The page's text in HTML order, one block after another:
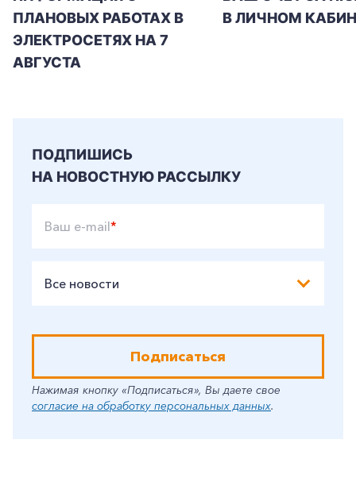
+7-800-700-24-57
Частным клиентам
Корпоративным клиентам
ПЛАНОВЫХ РАБОТАХ В
ЭЛЕКТРОСЕТЯХ НА 7
АВГУСТА
В ЛИЧНОМ
ПОДПИШИСЬ
НА НОВОСТНУЮ РАССЫЛКУ
Ваш e-mail*
Все новости
Подписаться
Нажимая кнопку «Подписаться», Вы даете свое
согласие на обработку персональных данных.